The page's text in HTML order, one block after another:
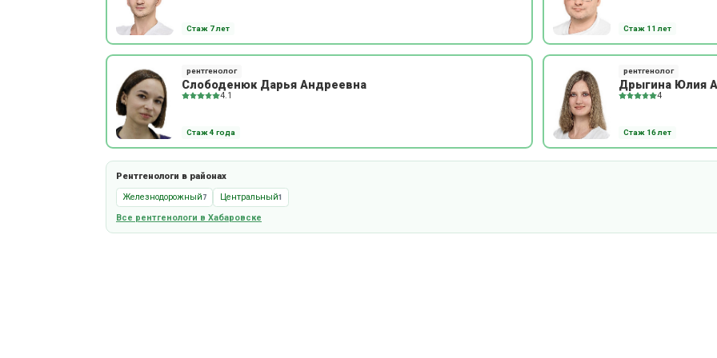
Стаж 7 лет Стаж 11 лет
рентгенолог
Слободенюк Дарья Андреевна
4.1
Стаж 4 года
рентгенолог
Дрыгина Юлия
4
Стаж 16 лет
Рентгенологи в районах
Железнодорожный 7 Центральный1
Все рентгенологи в Хабаровске